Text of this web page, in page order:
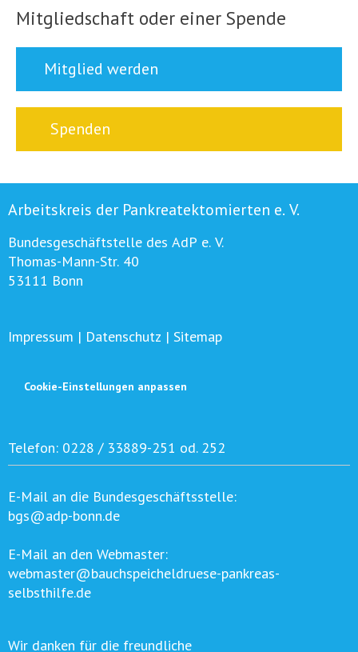
Mitgliedschaft oder einer Spende
Mitglied werden
Spenden
Arbeitskreis der Pankreatektomierten e. V.
Bundesgeschäftstelle des AdP e. V.
Thomas-Mann-Str. 40
53111 Bonn
Impressum | Datenschutz | Sitemap
Cookie-Einstellungen anpassen
Telefon: 0228 / 33889-251 od. 252
E-Mail an die Bundesgeschäftsstelle:
bgs@adp-bonn.de
E-Mail an den Webmaster:
webmaster@bauchspeicheldruese-pankreas-
selbsthilfe.de
Wir danken für die freundliche